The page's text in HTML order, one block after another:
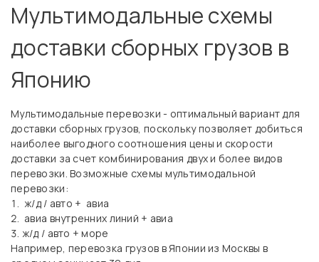
Мультимодальные схемы
доставки сборных грузов в
Японию
Мультимодальные перевозки - оптимальный вариант для
доставки сборных грузов, поскольку позволяет добиться
наиболее выгодного соотношения цены и скорости
доставки за счет комбинирования двух и более видов
перевозки. Возможные схемы мультимодальной
перевозки:
ж/д / авто + авиа
авиа внутренних линий + авиа
ж/д / авто + море
Например, перевозка грузов в Японии из Москвы в